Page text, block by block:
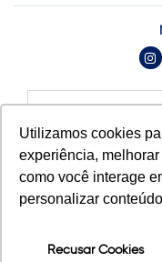
Utilizamos cookies
experiência,
como você interage
personalizar
Recusar Cookies
© 2025